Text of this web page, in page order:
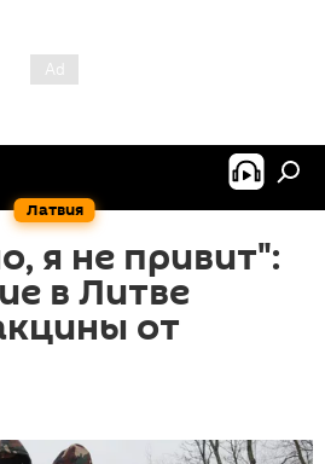
Латвия
я не привит":
в Литве
от